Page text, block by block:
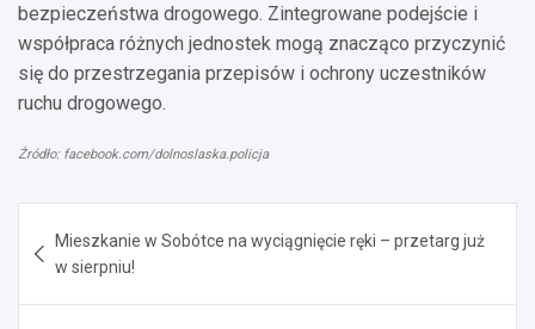
bezpieczeństwa drogowego. Zintegrowane podejście i
współpraca różnych jednostek mogą znacząco przyczynić
się do przestrzegania przepisów i ochrony uczestników
ruchu drogowego.
Źródło: facebook.com/dolnoslaska.policja
wpisu
Mieszkanie w Sobótce na wyciągnięcie ręki – przetarg już
w sierpniu!